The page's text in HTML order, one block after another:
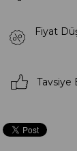
Fiyat
Tavsiye